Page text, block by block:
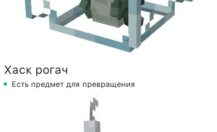
Хаск рогач
Есть предмет для превращения